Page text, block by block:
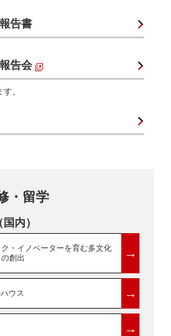
告書
告会
。
・留学
内）
・イノベーターを育む多文化
創出
→
ウス →
→